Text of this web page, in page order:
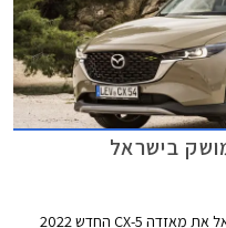
דלק מוטורס, יבואנית מאזדה, משיקה בישראל את מאזדה CX-5 החדש 2022